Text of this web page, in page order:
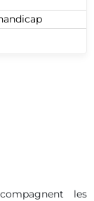
les